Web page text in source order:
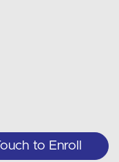
to Enroll